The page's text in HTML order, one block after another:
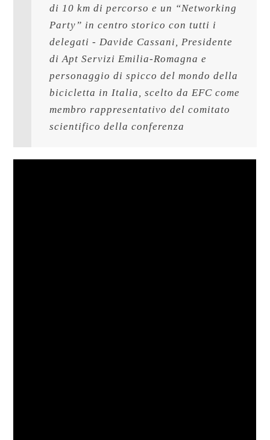
di 10 km di percorso e un “Networking
Party” in centro storico con tutti i
delegati - Davide Cassani, Presidente
di Apt Servizi Emilia-Romagna e
personaggio di spicco del mondo della
bicicletta in Italia, scelto da EFC come
membro rappresentativo del comitato
scientifico della conferenza